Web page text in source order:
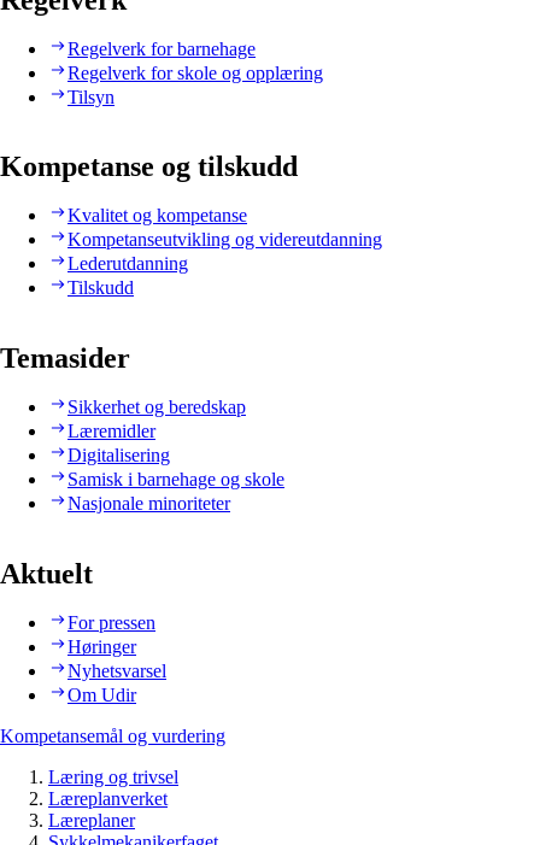
Regelverk for barnehage
Regelverk for skole og opplæring
Tilsyn
Kompetanse og tilskudd
Kvalitet og kompetanse
Kompetanseutvikling og videreutdanning
Lederutdanning
Tilskudd
Temasider
Sikkerhet og beredskap
Læremidler
Digitalisering
Samisk i barnehage og skole
Nasjonale minoriteter
Aktuelt
For pressen
Høringer
Nyhetsvarsel
Om Udir
Kompetansemål og vurdering
Læring og trivsel
Læreplanverket
Læreplaner